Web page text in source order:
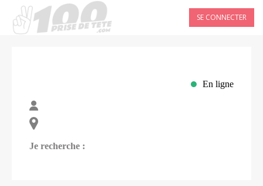
SE CONNECTER
En ligne
Je recherche :